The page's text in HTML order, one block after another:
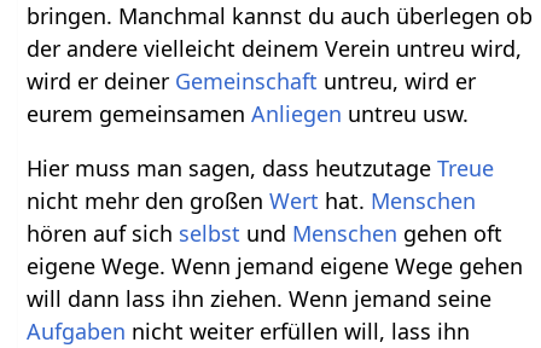
bringen. Manchmal kannst du auch überlegen ob
der andere vielleicht deinem Verein untreu wird,
wird er deiner Gemeinschaft untreu, wird er
eurem gemeinsamenAnliegen untreu usw.
Hier muss man sagen, dass heutzutageTreue
nicht mehr den großenWert hat. Menschen
hören auf sich selbst und Menschen gehen oft
eigene Wege. Wenn jemand eigene Wege gehen
will dann lass ihn ziehen. Wenn jemand seine
Aufgaben nicht weiter erfüllen will, lass ihn